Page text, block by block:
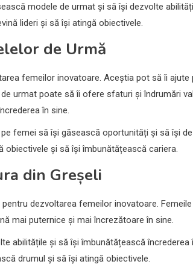
modele de urmat și să își dezvolte
lideri și să își atingă obiectivele.
de Urmă
femeilor inovatoare. Aceștia pot să îi
urmat poate să îi ofere sfaturi și îndrumări
în sine.
femei să își găsească oportunități și să își
și să își îmbunătățească cariera.
din Greșeli
dezvoltarea femeilor inovatoare.
mai puternice și mai încrezătoare în sine.
abilitățile și să își îmbunătățească încrederea
drumul și să își atingă obiectivele.